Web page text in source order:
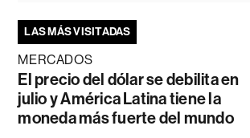
LAS MÁS VISITADAS
MERCADOS
El precio del dólar se debilita en
julio y América Latina tiene la
moneda más fuerte del mundo